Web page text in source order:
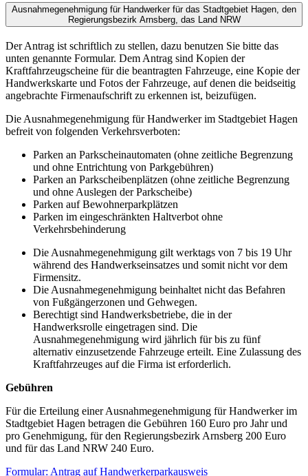
Ausnahmegenehmigung für Handwerker für das Stadtgebiet Hagen, den
Regierungsbezirk Arnsberg, das Land NRW
Der Antrag ist schriftlich zu stellen, dazu benutzen Sie bitte das
unten genannte Formular. Dem Antrag sind Kopien der
Kraftfahrzeugscheine für die beantragten Fahrzeuge, eine Kopie der
Handwerkskarte und Fotos der Fahrzeuge, auf denen die beidseitig
angebrachte Firmenaufschrift zu erkennen ist, beizufügen.
Die Ausnahmegenehmigung für Handwerker im Stadtgebiet Hagen
befreit von folgenden Verkehrsverboten:
Parken an Parkscheinautomaten (ohne zeitliche Begrenzung
und ohne Entrichtung von Parkgebühren)
Parken an Parkscheibenplätzen (ohne zeitliche Begrenzung
und ohne Auslegen der Parkscheibe)
Parken auf Bewohnerparkplätzen
Parken im eingeschränkten Haltverbot ohne
Verkehrsbehinderung
Die Ausnahmegenehmigung gilt werktags von 7 bis 19 Uhr
während des Handwerkseinsatzes und somit nicht vor dem
Firmensitz.
Die Ausnahmegenehmigung beinhaltet nicht das Befahren
von Fußgängerzonen und Gehwegen.
Berechtigt sind Handwerksbetriebe, die in der
Handwerksrolle eingetragen sind. Die
Ausnahmegenehmigung wird jährlich für bis zu fünf
alternativ einzusetzende Fahrzeuge erteilt. Eine Zulassung des
Kraftfahrzeuges auf die Firma ist erforderlich.
Gebühren
Für die Erteilung einer Ausnahmegenehmigung für Handwerker im
Stadtgebiet Hagen betragen die Gebühren 160 Euro pro Jahr und
pro Genehmigung, für den Regierungsbezirk Arnsberg 200 Euro
und für das Land NRW 240 Euro.
Formular: Antrag auf Handwerkerparkausweis